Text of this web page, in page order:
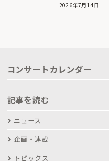
2026年7月14日
コンサートカレンダー
記事を読む
ニュース
企画・連載
トピックス